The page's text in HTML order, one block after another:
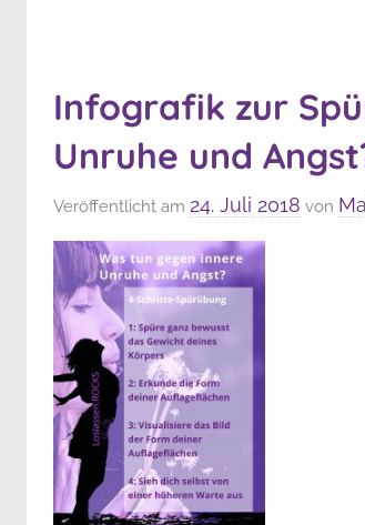
Infografik zur
Unruhe und
Veröffentlicht am 24. Juli 2018 von